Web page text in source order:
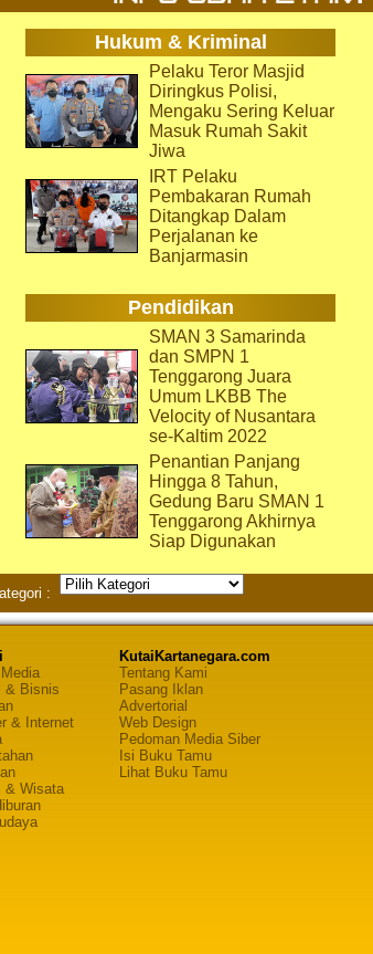
Hukum & Kriminal
Pelaku Teror Masjid
Diringkus Polisi,
Mengaku Sering Keluar
Masuk Rumah Sakit
Jiwa
IRT Pelaku
Pembakaran Rumah
Ditangkap Dalam
Perjalanan ke
Banjarmasin
Pendidikan
SMAN 3 Samarinda
dan SMPN 1
Tenggarong Juara
Umum LKBB The
Velocity of Nusantara
se-Kaltim 2022
Penantian Panjang
Hingga 8 Tahun,
Gedung Baru SMAN 1
Tenggarong Akhirnya
Siap Digunakan
:
& Bisnis
& Internet
& Wisata
KutaiKartanegara.com
Tentang Kami
Pasang Iklan
Advertorial
Web Design
Pedoman Media Siber
Isi Buku Tamu
Lihat Buku Tamu